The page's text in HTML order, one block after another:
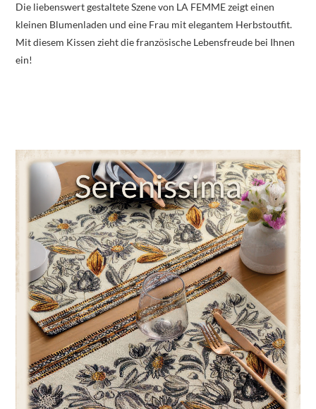
Die liebenswert gestaltete Szene von LA FEMME zeigt einen
kleinen Blumenladen und eine Frau mit elegantem Herbstoutfit.
Mit diesem Kissen zieht die französische Lebensfreude bei Ihnen
ein!